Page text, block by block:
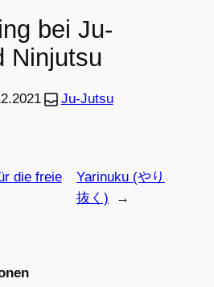
bei Ju-
Ninjutsu
Ju-Jutsu
die freie
Yarinuku (やり
抜く)
→